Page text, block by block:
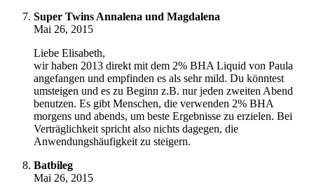
Super Twins Annalena und Magdalena
Mai 26, 2015
Liebe Elisabeth,
wir haben 2013 direkt mit dem 2% BHA Liquid von Paula
angefangen und empfinden es als sehr mild. Du könntest
umsteigen und es zu Beginn z.B. nur jeden zweiten Abend
benutzen. Es gibt Menschen, die verwenden 2% BHA
morgens und abends, um beste Ergebnisse zu erzielen. Bei
Verträglichkeit spricht also nichts dagegen, die
Anwendungshäufigkeit zu steigern.
Batbileg
Mai 26, 2015